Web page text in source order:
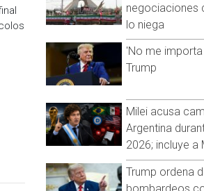
negociaciones
lo niega
'No me importa
Trump
Milei acusa
Argentina
2026; incluye a
Trump ordena
bombardeos